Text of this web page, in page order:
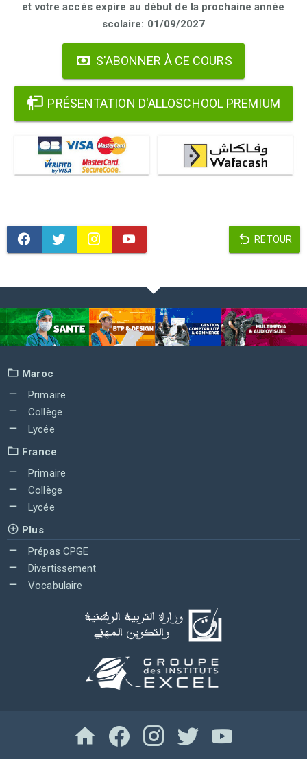
et votre accés expire au début de la prochaine année
scolaire: 01/09/2027
S'ABONNER À CE COURS
PRÉSENTATION D'ALLOSCHOOL PREMIUM
RETOUR
Maroc
Primaire
Collège
Lycée
France
Primaire
Collège
Lycée
Plus
Prépas CPGE
Divertissement
Vocabulaire